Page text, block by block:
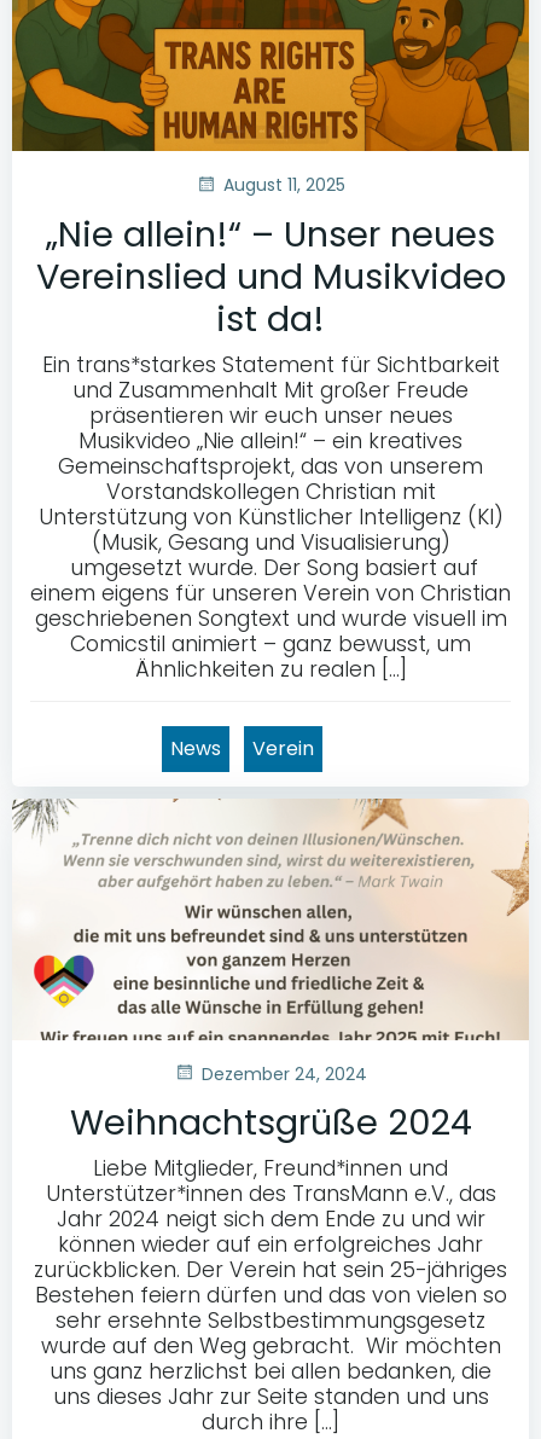
August 11, 2025
„Nie allein!“ – Unser neues
Vereinslied und Musikvideo
ist da!
Ein trans*starkes Statement für Sichtbarkeit
und Zusammenhalt Mit großer Freude
präsentieren wir euch unser neues
Musikvideo „Nie allein!“ – ein kreatives
Gemeinschaftsprojekt, das von unserem
Vorstandskollegen Christian mit
Unterstützung von Künstlicher Intelligenz (KI)
(Musik, Gesang und Visualisierung)
umgesetzt wurde. Der Song basiert auf
einem eigens für unseren Verein von Christian
geschriebenen Songtext und wurde visuell im
Comicstil animiert – ganz bewusst, um
Ähnlichkeiten zu realen […]
News Verein
Dezember 24, 2024
Weihnachtsgrüße 2024
Liebe Mitglieder, Freund*innen und
Unterstützer*innen des TransMann e.V., das
Jahr 2024 neigt sich dem Ende zu und wir
können wieder auf ein erfolgreiches Jahr
zurückblicken. Der Verein hat sein 25-jähriges
Bestehen feiern dürfen und das von vielen so
sehr ersehnte Selbstbestimmungsgesetz
wurde auf den Weg gebracht. Wir möchten
uns ganz herzlichst bei allen bedanken, die
uns dieses Jahr zur Seite standen und uns
durch ihre […]